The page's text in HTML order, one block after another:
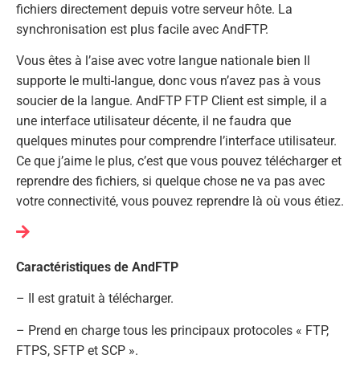
fichiers directement depuis votre serveur hôte. La
synchronisation est plus facile avec AndFTP.
Vous êtes à l’aise avec votre langue nationale bien Il
supporte le multi-langue, donc vous n’avez pas à vous
soucier de la langue. AndFTP FTP Client est simple, il a
une interface utilisateur décente, il ne faudra que
quelques minutes pour comprendre l’interface utilisateur.
Ce que j’aime le plus, c’est que vous pouvez télécharger et
reprendre des fichiers, si quelque chose ne va pas avec
votre connectivité, vous pouvez reprendre là où vous étiez.
Caractéristiques de AndFTP
– Il est gratuit à télécharger.
– Prend en charge tous les principaux protocoles « FTP,
FTPS, SFTP et SCP ».